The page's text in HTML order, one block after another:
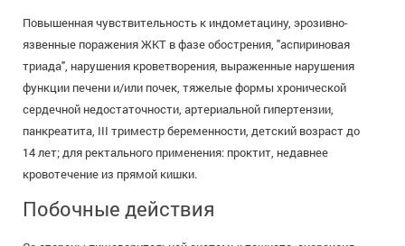
Повышенная чувствительность к индометацину, эрозивно-
язвенные поражения ЖКТ в фазе обострения, "аспириновая
триада", нарушения кроветворения, выраженные нарушения
функции печени и/или почек, тяжелые формы хронической
сердечной недостаточности, артериальной гипертензии,
панкреатита, III триместр беременности, детский возраст до
14 лет; для ректального применения: проктит, недавнее
кровотечение из прямой кишки.
Побочные действия